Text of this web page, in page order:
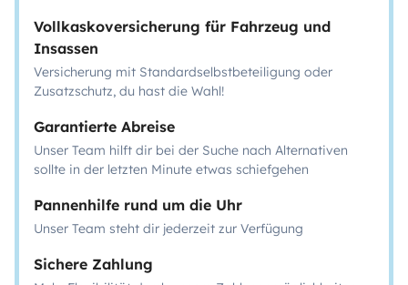
Vollkaskoversicherung für Fahrzeug und
Insassen
Versicherung mit Standardselbstbeteiligung oder
Zusatzschutz, du hast die Wahl!
Garantierte Abreise
Unser Team hilft dir bei der Suche nach Alternativen
sollte in der letzten Minute etwas schiefgehen
Pannenhilfe rund um die Uhr
Unser Team steht dir jederzeit zur Verfügung
Sichere Zahlung